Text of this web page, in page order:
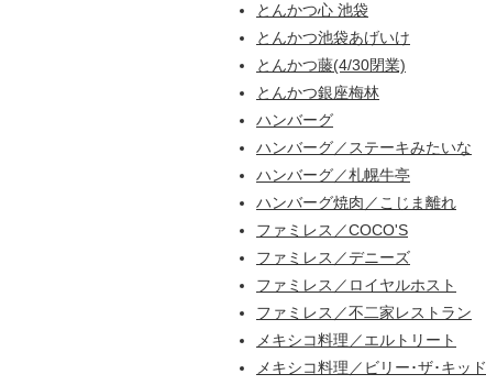
とんかつ心 池袋
とんかつ池袋あげいけ
とんかつ藤(4/30閉業)
とんかつ銀座梅林
ハンバーグ
ハンバーグ／ステーキみたいな
ハンバーグ／札幌牛亭
ハンバーグ焼肉／こじま離れ
ファミレス／COCO'S
ファミレス／デニーズ
ファミレス／ロイヤルホスト
ファミレス／不二家レストラン
メキシコ料理／エルトリート
メキシコ料理／ビリー･ザ･キッド